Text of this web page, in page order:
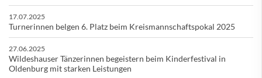
17.07.2025
Turnerinnen belgen 6. Platz beim Kreismannschaftspokal 2025
27.06.2025
Wildeshauser Tänzerinnen begeistern beim Kinderfestival in
Oldenburg mit starken Leistungen